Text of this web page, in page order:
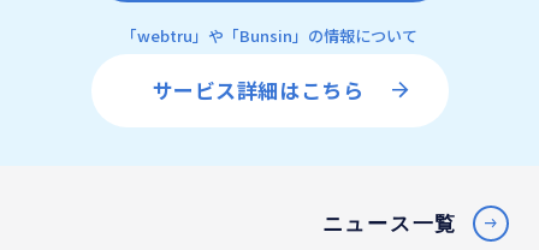
「webtru」や「Bunsin」の情報について
サービス詳細はこちら
ニュース一覧